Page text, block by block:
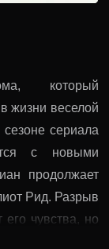
который
жизни веселой
сериала
с новыми
продолжает
Рид. Разрыв
чувства, но
не так уж и